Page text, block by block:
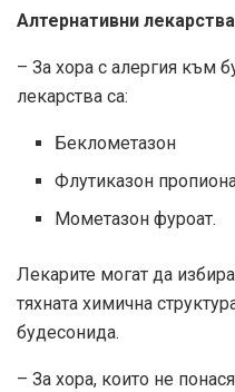
Алтернативни лекарства
– За хора с алергия към
лекарства са:
Беклометазон
Флутиказон
Мометазон фуроат.
Лекарите могат да
тяхната химична
будесонида.
– За хора, които не